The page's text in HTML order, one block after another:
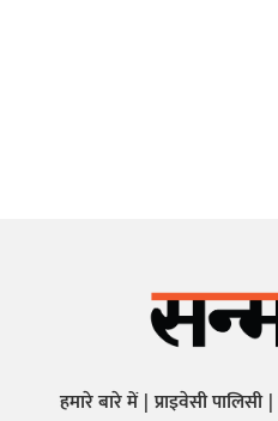
हमारे बारे में प्राइवेसी पालिसी